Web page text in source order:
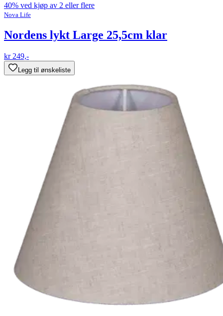
40% ved kjøp av 2 eller flere
Nova Life
Nordens lykt Large 25,5cm klar
kr 249,-
Legg til ønskeliste